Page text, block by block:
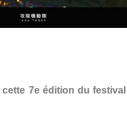
7e édition du